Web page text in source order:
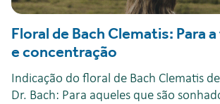
Floral de Bach Clematis: Para
e concentração
Indicação do floral de Bach Clematis
Dr. Bach: Para aqueles que são